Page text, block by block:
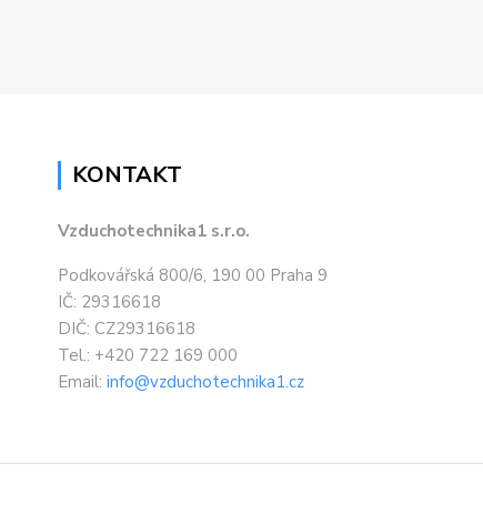
KONTAKT
Vzduchotechnika1 s.r.o.
Podkovářská 800/6, 190 00 Praha 9
IČ: 29316618
DIČ: CZ29316618
Tel.: +420 722 169 000
Email: info@vzduchotechnika1.cz